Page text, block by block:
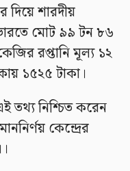
দিয়ে শারদীয়
মোট ৯৯ টন ৮৬
রপ্তানি মূল্য ১২
১৫২৫ টাকা।
তথ্য নিশ্চিত করেন
কেন্দ্রের